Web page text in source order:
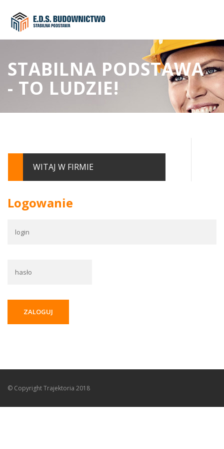
STABILNA PODSTAWA
- TO LUDZIE!
WITAJ W FIRMIE
Logowanie
ZALOGUJ
© CopyrightTrajektoria 2018